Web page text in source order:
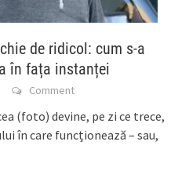
de ridicol: cum s-a
în fața instanței
Comment
(foto) devine, pe zi ce trece,
în care funcționează – sau,